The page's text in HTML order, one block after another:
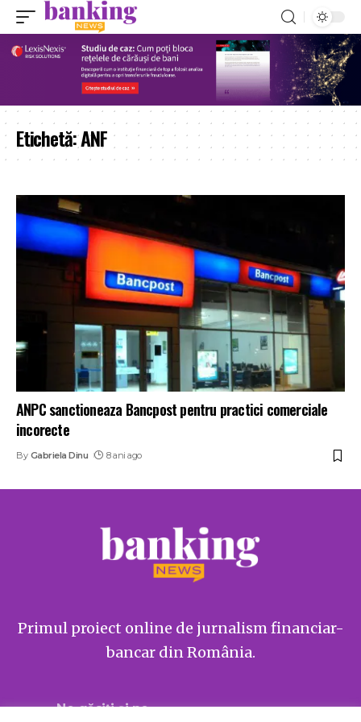
Etichetă:ANF
ANPC sanctioneaza Bancpost pentru practici comerciale
incorecte
By Gabriela Dinu 8 ani ago
Primul proiect online de jurnalism financiar-
bancar din România.
Ne găsiți și pe